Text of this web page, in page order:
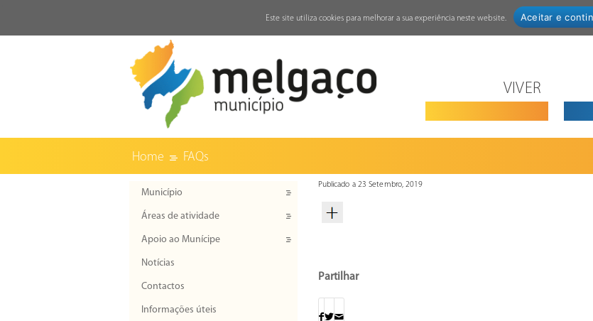
VIVER
Home FAQs
Publicado a 23 Setembro, 2019
Partilhar
Município
Áreas de atividade
Apoio ao Munícipe
Notícias
Contactos
Informações úteis
Este site utiliza cookies para melhorar a sua experiência neste website. Aceitar e